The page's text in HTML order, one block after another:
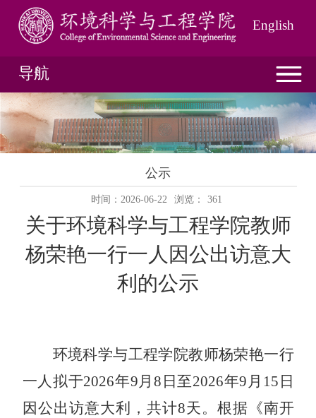
English
导航
公示
时间：2026-06-22 浏览： 361
关于环境科学与工程学院教师
杨荣艳一行一 人因公出访意大
利 的公示
环境科学与工程学院教师杨荣艳一行
一人拟于2026年9月 8 日至2026年9 月 15 日
因公出访意大利，共计8天。根据《南开